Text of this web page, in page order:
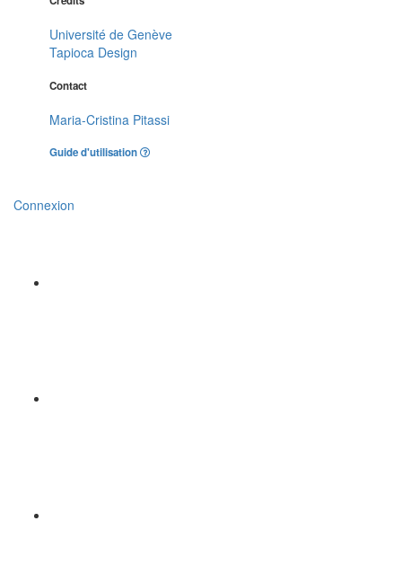
Université de Genève
Tapioca Design
Contact
Maria-Cristina Pitassi
Guide d'utilisation
Connexion